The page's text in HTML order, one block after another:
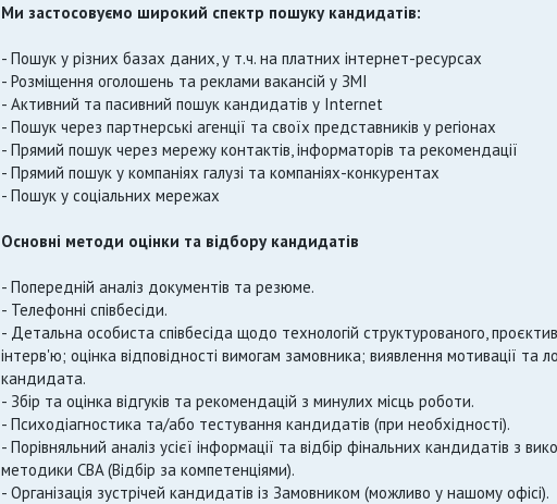
Ми застосовуємо широкий спектр пошуку кандидатів:
- Пошук у різних базах даних, у т.ч. на платних інтернет-ресурсах
- Розміщення оголошень та реклами вакансій у ЗМІ
- Активний та пасивний пошук кандидатів у Internet
- Пошук через партнерські агенції та своїх представників у регіонах
- Прямий пошук через мережу контактів, інформаторів та рекомендації
- Прямий пошук у компаніях галузі та компаніях-конкурентах
- Пошук у соціальних мережах
Основні методи оцінки та відбору кандидатів
- Попередній аналіз документів та резюме.
- Телефонні співбесіди.
- Детальна особиста співбесіда щодо технологій структурованого,
інтерв'ю; оцінка відповідності вимогам замовника; виявлення мотивації та
кандидата.
- Збір та оцінка відгуків та рекомендацій з минулих місць роботи.
- Психодіагностика та/або тестування кандидатів (при необхідності).
- Порівняльний аналіз усієї інформації та відбір фінальних кандидатів з
методики CBA (Відбір за компетенціями).
- Організація зустрічей кандидатів із Замовником (можливо у нашому офісі).